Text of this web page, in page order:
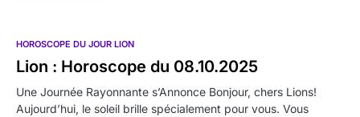
HOROSCOPE DU JOUR LION
Lion : Horoscope du 08.10.2025
Une Journée Rayonnante s’Annonce Bonjour, chers Lions!
Aujourd’hui, le soleil brille spécialement pour vous. Vous